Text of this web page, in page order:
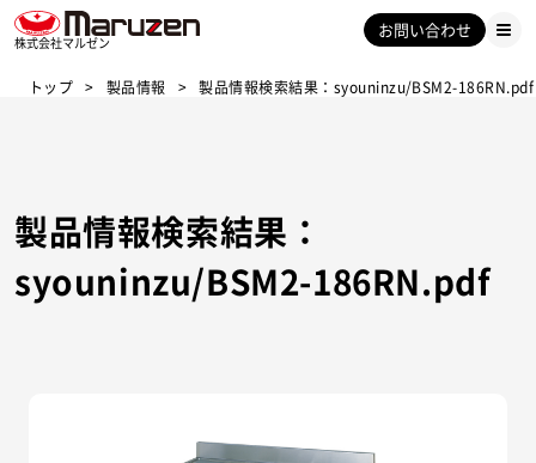
株式会社マルゼン
お問い合わせ
トップ 製品情報 製品情報検索結果：syouninzu/BSM2-186RN.pdf
製品情報検索結果：
syouninzu/BSM2-186RN.pdf